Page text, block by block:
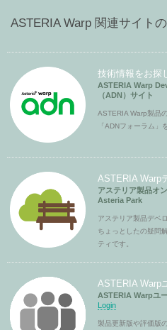
ASTERIA Warp 関連サイト
技術情報をお探
ASTERIA Warp
（ADN）サイト
ASTERIA Warp製品
「ADNフォーラム」
ASTERIA Warp
アステリア製品オ
Asteria Park
アステリア製品デベ
ちょっとしたの疑問
ティです。
ASTERIA Warp
ASTERIA Warpユ
Login
製品更新版や評価版